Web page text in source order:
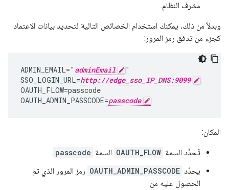
مشرف النظام.
وبدلاً من ذلك، يمكنك استخدام الخصائص التالية لتحديد بيانات الاعتماد
كجزء من تدفق رمز المرور:
ADMIN_EMAIL=" adminEmail
"
SSO_LOGIN_URL=http://edge_sso_IP_DNS:9099
OAUTH_FLOW=passcode
OAUTH_ADMIN_PASSCODE=passcode
المكان:
تُحدِّد السمة OAUTH_FLOW السمة passcode
.
يحدّد OAUTH_ADMIN_PASSCODE رمز المرور الذي تم
الحصول عليه من